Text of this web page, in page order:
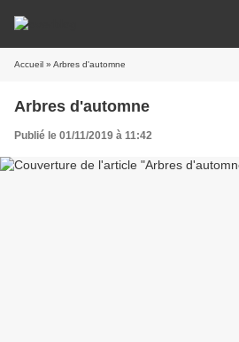
Accueil » Arbres d'automne
Arbres d'automne
Publié le 01/11/2019 à 11:42